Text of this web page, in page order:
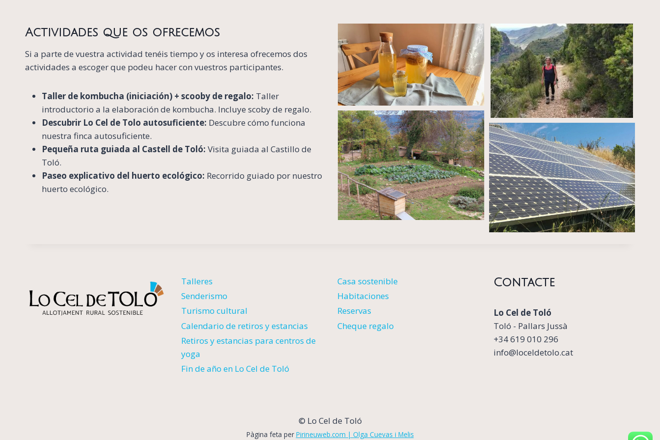
Actividades que os ofrecemos
Si a parte de vuestra actividad tenéis tiempo y os interesa ofrecemos dos
actividades a escoger que podeu hacer con vuestros participantes.
Taller de kombucha (iniciación) + scooby de regalo: Taller
introductorio a la elaboración de kombucha. Incluye scoby de regalo.
Descubrir Lo Cel de Tolo autosuficiente: Descubre cómo funciona
nuestra finca autosuficiente.
Pequeña ruta guiada al Castell de Toló: Visita guiada al Castillo de
Toló.
Paseo explicativo del huerto ecológico: Recorrido guiado por nuestro
huerto ecológico.
Talleres
Senderismo
Turismo cultural
Calendario de retiros y estancias
Retiros y estancias para centros de
yoga
Fin de año en Lo Cel de Toló
Casa sostenible
Habitaciones
Reservas
Cheque regalo
Contacte
Lo Cel de Toló
Toló - Pallars Jussà
+34 619 010 296
info@loceldetolo.cat
© Lo Cel de Toló
Pàgina feta per Pirineuweb.com | Olga Cuevas i Melis